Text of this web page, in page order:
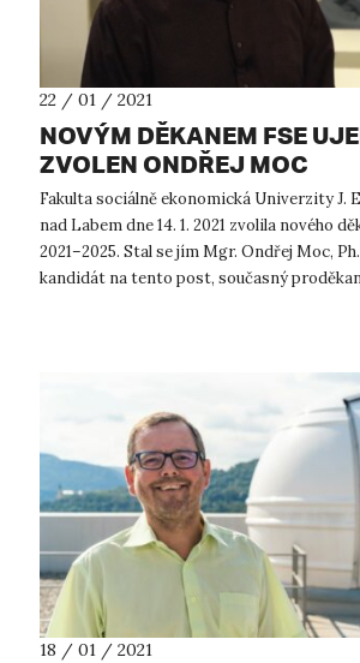
22 / 01 / 2021
NOVÝM DĚKANEM FSE
ZVOLEN ONDŘEJ MOC
Fakulta sociálně ekonomická Univerzity J.
nad Labem dne 14. 1. 2021 zvolila nového
2021–2025. Stal se jím Mgr. Ondřej Moc,
kandidát na tento post, současný
18 / 01 / 2021